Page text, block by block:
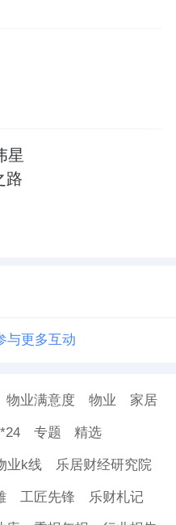
星
路
与更多互动
物业满意度 物业 家居
专题 精选
业k线 乐居财经研究院
工匠先锋 乐财札记